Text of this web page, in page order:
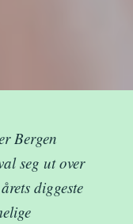
Bergen
seg ut over
diggeste